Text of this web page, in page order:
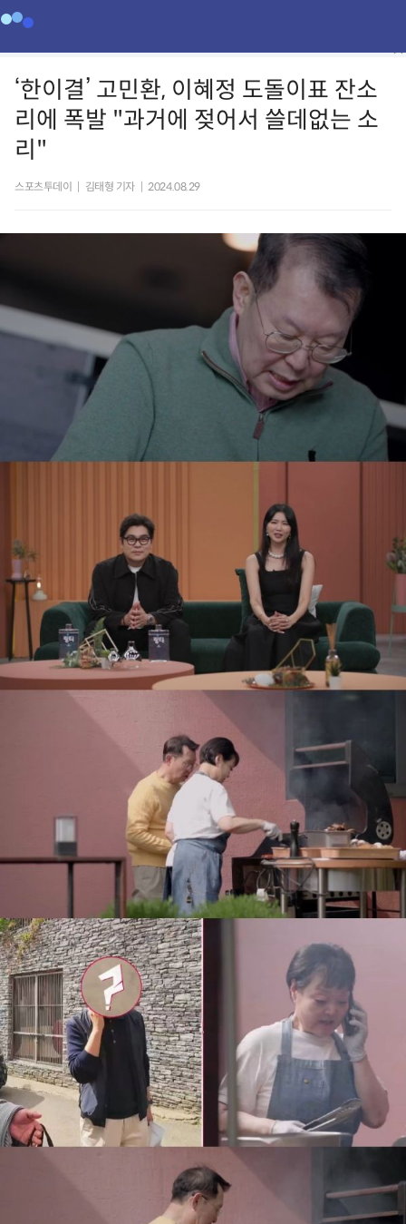
‘한이결’ 고민환, 이혜정 도돌이표 잔소
리에 폭발 "과거에 젖어서 쓸데없는 소
리"
스포츠투데이 김태형 기자 2024.08.29